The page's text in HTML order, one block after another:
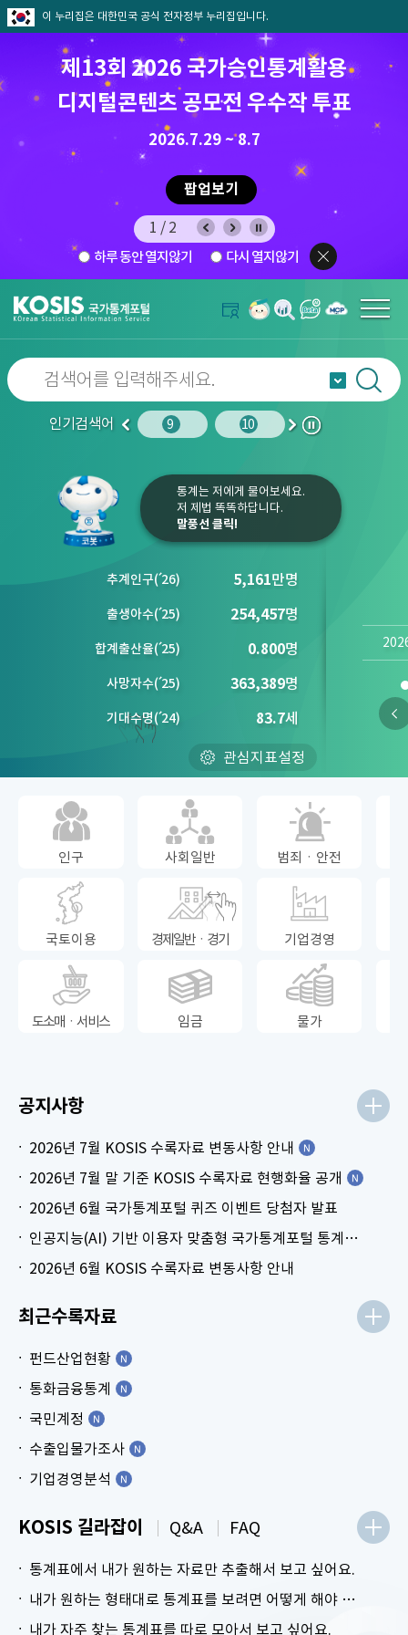
이 누리집은 대한민국 공식 전자정부 누리집입니다.
제13회 2026 국가승인통계활용
디지털콘텐츠 공모전 우수작 투표
2026.7.29 ~ 8.7
팝업보기
8월 통계찾기 퀴즈이벤트
8.7.(금) ~ 8.21.(금)
2/2
하루 동안 열지않기 다시 열지않기
인기검색어
이
10 청소년 9 10 1
다
정
통계는 저에게 물어보세요.
저 제법 똑똑하답니다.
말풍선 클릭!
추계인구(´26) 5,161만명
출생아수(´25) 254,457명
합계출산율(´25) 0.800명
사망자수(´25) 363,389명
기대수명(´24) 83.7세
관심지표설정
인구 사회일반 범죄ㆍ안전
국토이용 경제일반ㆍ경기 기업경영
도소매ㆍ서비스 임금 물가
공지사항
2026년 7월 KOSIS 수록자료 변동사항 안내
2026년 7월 말 기준 KOSIS 수록자료 현행화율 공개
2026년 6월 국가통계포털 퀴즈 이벤트 당첨자 발표
인공지능(AI) 기반 이용자 맞춤형 국가통계포털 통계표 생성 시범 서비스 안내
2026년 6월 KOSIS 수록자료 변동사항 안내
최근수록자료
펀드산업현황
통화금융통계
국민계정
수출입물가조사
기업경영분석
KOSIS 길라잡이
통계표에서 내가 원하는 자료만 추출해서 보고 싶어요.
내가 원하는 형태대로 통계표를 보려면 어떻게 해야 하나요?
내가 자주 찾는 통계표를 따로 모아서 보고 싶어요.
Q&A FAQ